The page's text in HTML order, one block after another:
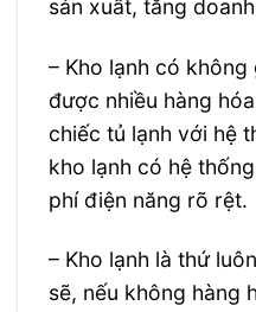
sản xuất, tăng
– Kho lạnh có
được nhiều hàng
chiếc tủ lạnh với hệ
kho lạnh có hệ
phí điện năng rõ rệt.
– Kho lạnh là thứ
sẽ, nếu không hàng